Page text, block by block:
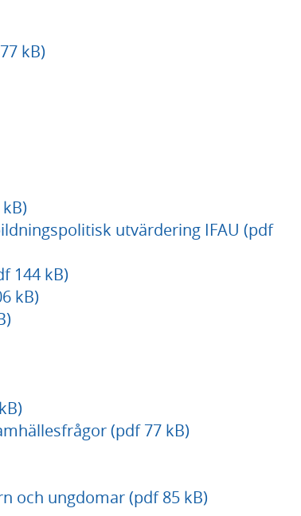
kB)
utvärdering IFAU (pdf
144 kB)
kB)
(pdf 77 kB)
och ungdomar (pdf 85 kB)